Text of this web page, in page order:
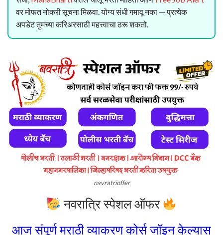
वर मोफत नोकरी सूचना मिळवा. योग्य संधी गमावू नका — प्रत्येक
अपडेट तुमच्या करिअरसाठी महत्त्वाचा ठरू शकतो.
navratrioffer
नवरात्रि स्पेशल ऑफर
आज संपूर्ण मराठी व्याकरण कोर्स जॉइन केल्यास